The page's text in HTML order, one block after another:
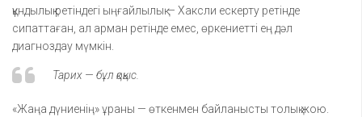
құндылық ретіндегі ыңғайлылық — Хаксли ескерту ретінде
сипаттаған, ал арман ретінде емес, өркениетті ең дәл
диагноздау мүмкін.
Тарих — бұл қоқыс.
«Жаңа дүниенің» ұраны — өткенмен байланысты толық жою.